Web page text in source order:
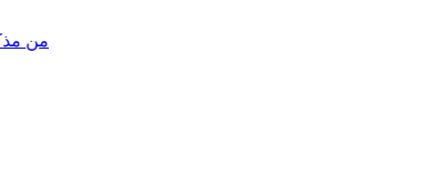
من مذكرات